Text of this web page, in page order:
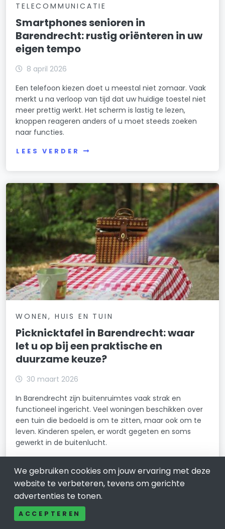
TELECOMMUNICATIE
Smartphones senioren in
Barendrecht: rustig oriënteren in uw
eigen tempo
8 april 2026
Een telefoon kiezen doet u meestal niet zomaar. Vaak
merkt u na verloop van tijd dat uw huidige toestel niet
meer prettig werkt. Het scherm is lastig te lezen,
knoppen reageren anders of u moet steeds zoeken
naar functies.
LEES VERDER
WONEN, HUIS EN TUIN
Picknicktafel in Barendrecht: waar
let u op bij een praktische en
duurzame keuze?
30 maart 2026
In Barendrecht zijn buitenruimtes vaak strak en
functioneel ingericht. Veel woningen beschikken over
een tuin die bedoeld is om te zitten, maar ook om te
leven. Kinderen spelen, er wordt gegeten en soms
gewerkt in de buitenlucht.
We gebruiken cookies om jouw ervaring met deze
website te verbeteren, tevens om gerichte
advertenties te tonen.
ACCEPTEREN